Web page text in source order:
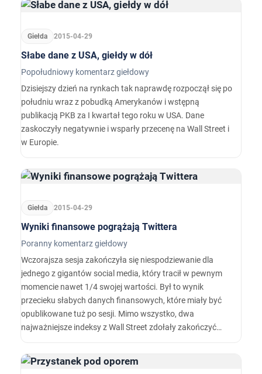
Giełda 2015-04-29
Słabe dane z USA, giełdy w dół
Popołudniowy komentarz giełdowy
Dzisiejszy dzień na rynkach tak naprawdę rozpoczął się po
południu wraz z pobudką Amerykanów i wstępną
publikacją PKB za I kwartał tego roku w USA. Dane
zaskoczyły negatywnie i wsparły przecenę na Wall Street i
w Europie.
Giełda 2015-04-29
Wyniki finansowe pogrążają Twittera
Poranny komentarz giełdowy
Wczorajsza sesja zakończyła się niespodziewanie dla
jednego z gigantów social media, który tracił w pewnym
momencie nawet 1/4 swojej wartości. Był to wynik
przecieku słabych danych finansowych, które miały być
opublikowane tuż po sesji. Mimo wszystko, dwa
najważniejsze indeksy z Wall Street zdołały zakończyć